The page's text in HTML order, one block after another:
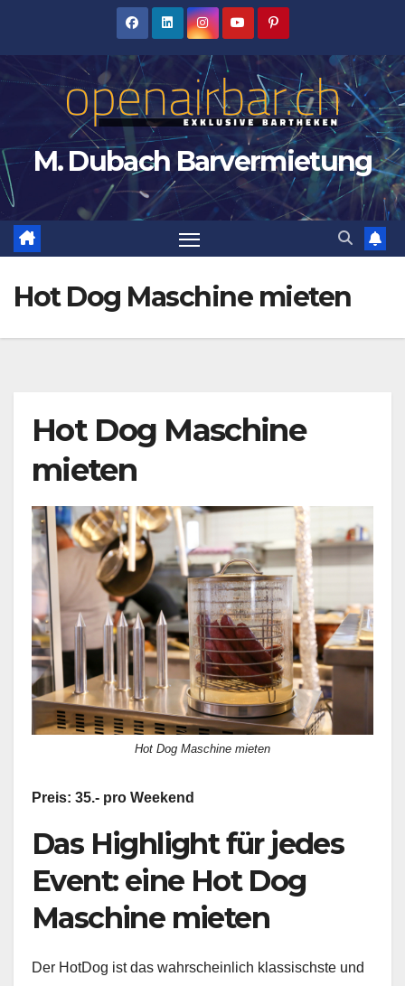
M. Dubach Barvermietung
Hot Dog Maschine mieten
Hot Dog Maschine
mieten
Hot Dog Maschine mieten
Preis: 35.- pro Weekend
Das Highlight für jedes
Event: eine Hot Dog
Maschine mieten
Der HotDog ist das wahrscheinlich klassischste und